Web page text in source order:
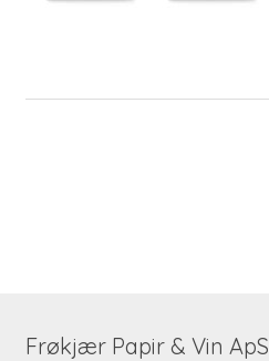
Frøkjær Papir & Vin ApS